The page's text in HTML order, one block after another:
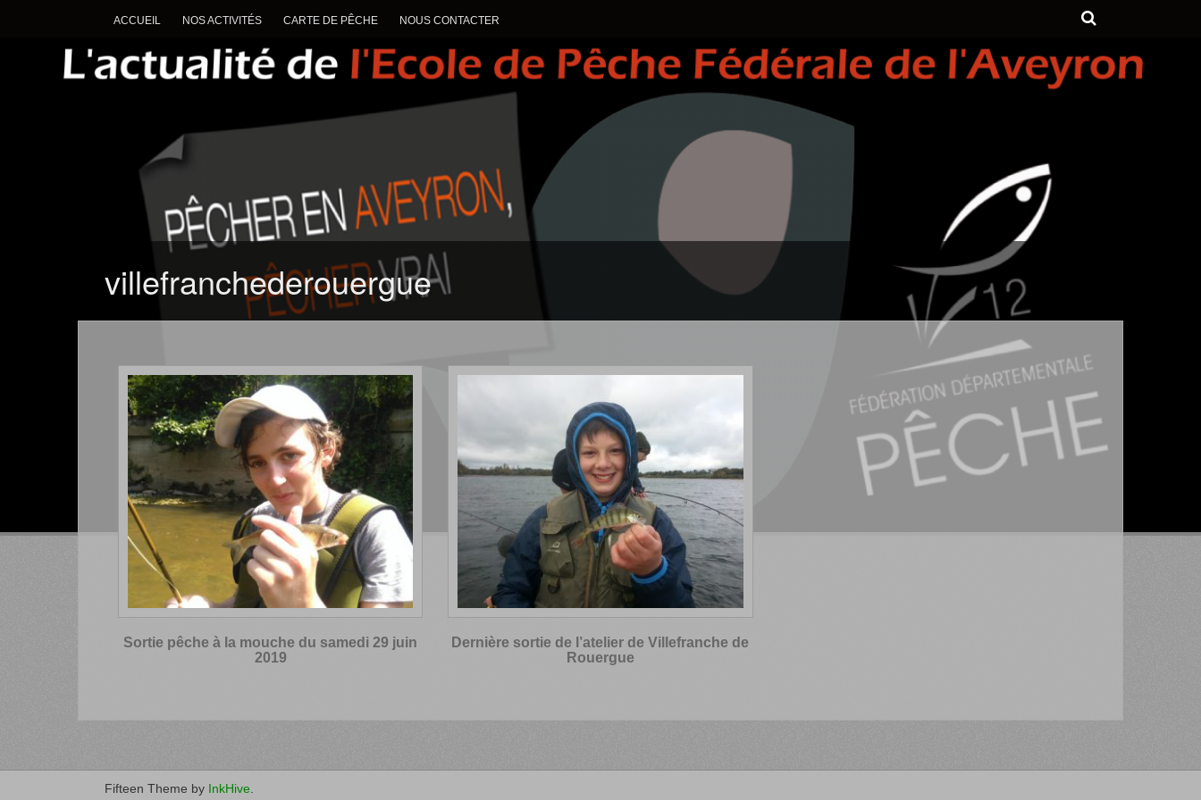
ACCUEIL NOS ACTIVITÉS CARTE DE PÊCHE NOUS CONTACTER
villefranchederouergue
Sortie pêche à la mouche du samedi 29 juin
2019
Dernière sortie de l’atelier de Villefranche de
Rouergue
Fifteen Theme by InkHive